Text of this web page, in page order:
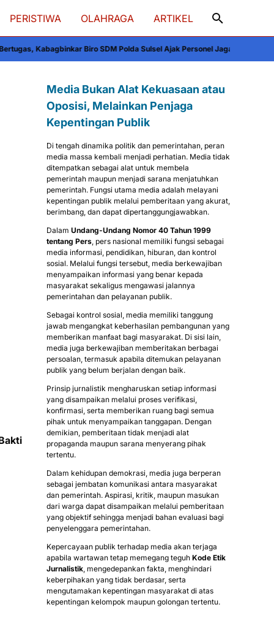
PERISTIWA OLAHRAGA ARTIKEL
Biro SDM Polda Sulsel Ajak Personel Jaga dan Pertahankan Kebersihan
Media Bukan Alat Kekuasaan atau
Oposisi, Melainkan Penjaga
Kepentingan Publik
Di tengah dinamika politik dan pemerintahan, peran
media massa kembali menjadi perhatian. Media tidak
ditempatkan sebagai alat untuk membela
pemerintah maupun menjadi sarana menjatuhkan
pemerintah. Fungsi utama media adalah melayani
kepentingan publik melalui pemberitaan yang akurat,
berimbang, dan dapat dipertanggungjawabkan.
Dalam Undang-Undang Nomor 40 Tahun 1999
tentang Pers, pers nasional memiliki fungsi sebagai
media informasi, pendidikan, hiburan, dan kontrol
sosial. Melalui fungsi tersebut, media berkewajiban
menyampaikan informasi yang benar kepada
masyarakat sekaligus mengawasi jalannya
pemerintahan dan pelayanan publik.
Sebagai kontrol sosial, media memiliki tanggung
jawab mengangkat keberhasilan pembangunan yang
memberikan manfaat bagi masyarakat. Di sisi lain,
media juga berkewajiban memberitakan berbagai
persoalan, termasuk apabila ditemukan pelayanan
publik yang belum berjalan dengan baik.
Prinsip jurnalistik mengharuskan setiap informasi
yang disampaikan melalui proses verifikasi,
konfirmasi, serta memberikan ruang bagi semua
pihak untuk menyampaikan tanggapan. Dengan
demikian, pemberitaan tidak menjadi alat
propaganda maupun sarana menyerang pihak
tertentu.
Dalam kehidupan demokrasi, media juga berperan
sebagai jembatan komunikasi antara masyarakat
dan pemerintah. Aspirasi, kritik, maupun masukan
dari warga dapat disampaikan melalui pemberitaan
yang objektif sehingga menjadi bahan evaluasi bagi
penyelenggara pemerintahan.
Kepercayaan publik terhadap media akan terjaga
apabila wartawan tetap memegang teguh Kode Etik
Jurnalistik, mengedepankan fakta, menghindari
keberpihakan yang tidak berdasar, serta
mengutamakan kepentingan masyarakat di atas
kepentingan kelompok maupun golongan tertentu.